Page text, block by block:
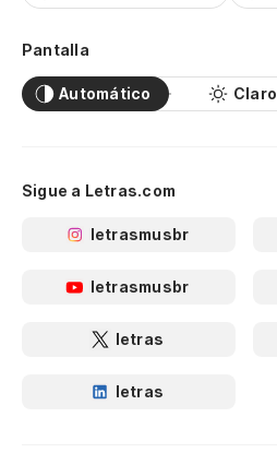
Pantalla
Automático Claro
Sigue a Letras.com
letrasmusbr
letrasmusbr
letras
letras